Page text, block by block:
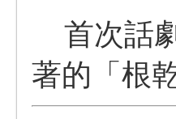
首次話
著的 「 根